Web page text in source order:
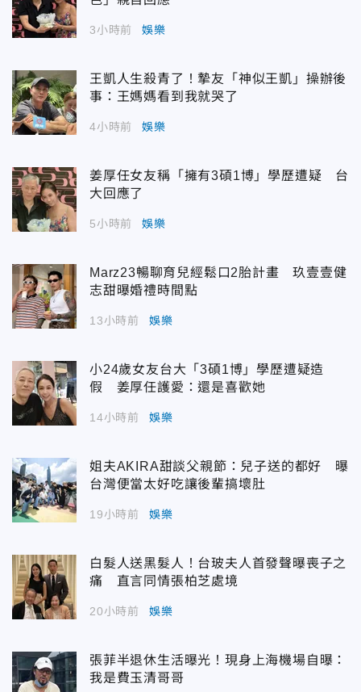
3小時前 娛樂
王凱人生殺青了！摯友「神似王凱」操辦後
事：王媽媽看到我就哭了
4小時前 娛樂
姜厚任女友稱「擁有3碩1博」學歷遭疑 台
大回應了
5小時前 娛樂
Marz23暢聊育兒經鬆口2胎計畫 玖壹壹健
志甜曝婚禮時間點
13小時前 娛樂
小24歲女友台大「3碩1博」學歷遭疑造
假 姜厚任護愛：還是喜歡她
14小時前 娛樂
姐夫AKIRA甜談父親節：兒子送的都好 曝
台灣便當太好吃讓後輩搞壞肚
19小時前 娛樂
白髮人送黑髮人！台玻夫人首發聲曝喪子之
痛 直言同情張柏芝處境
20小時前 娛樂
張菲半退休生活曝光！現身上海機場自曝：
我是費玉清哥哥